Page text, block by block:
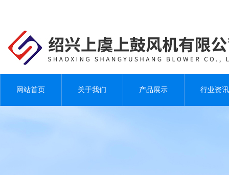
网站首页 关于我们 产品展示 行业资讯